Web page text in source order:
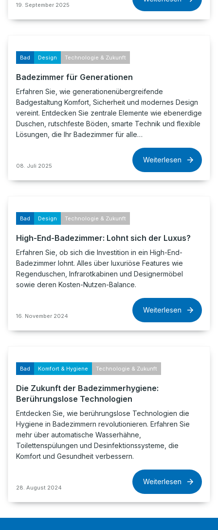
19. September 2025
Bad Design Technologie & Zukunft
Badezimmer für Generationen
Erfahren Sie, wie generationenübergreifende
Badgestaltung Komfort, Sicherheit und modernes Design
vereint. Entdecken Sie zentrale Elemente wie ebenerdige
Duschen, rutschfeste Böden, smarte Technik und flexible
Lösungen, die Ihr Badezimmer für alle…
08. Juli 2025
Weiterlesen
Bad Design Technologie & Zukunft
High-End-Badezimmer: Lohnt sich der Luxus?
Erfahren Sie, ob sich die Investition in ein High-End-
Badezimmer lohnt. Alles über luxuriöse Features wie
Regenduschen, Infrarotkabinen und Designermöbel
sowie deren Kosten-Nutzen-Balance.
16. November 2024
Weiterlesen
Bad Komfort & Hygiene Technologie & Zukunft
Die Zukunft der Badezimmerhygiene:
Berührungslose Technologien
Entdecken Sie, wie berührungslose Technologien die
Hygiene in Badezimmern revolutionieren. Erfahren Sie
mehr über automatische Wasserhähne,
Toilettenspülungen und Desinfektionssysteme, die
Komfort und Gesundheit verbessern.
28. August 2024
Weiterlesen